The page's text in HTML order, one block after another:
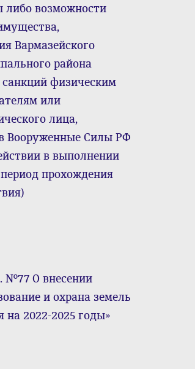
либо возможности
Вармазейского
района
физическим
или
лица,
Вооруженные Силы РФ
в выполнении
прохождения
№77 О внесении
и охрана земель
на 2022-2025 годы»